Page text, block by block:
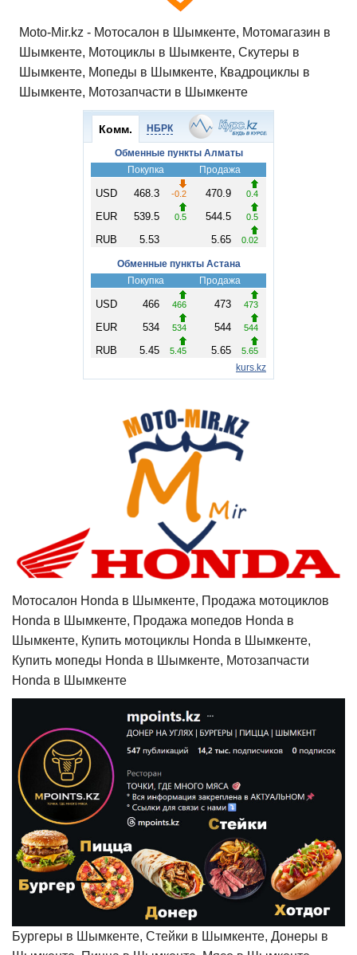
Moto-Mir.kz - Мотосалон в Шымкенте, Мотомагазин в
Шымкенте, Мотоциклы в Шымкенте, Скутеры в
Шымкенте, Мопеды в Шымкенте, Квадроциклы в
Шымкенте, Мотозапчасти в Шымкенте
Мотосалон Honda в Шымкенте, Продажа мотоциклов
Honda в Шымкенте, Продажа мопедов Honda в
Шымкенте, Купить мотоциклы Honda в Шымкенте,
Купить мопеды Honda в Шымкенте, Мотозапчасти
Honda в Шымкенте
Бургеры в Шымкенте, Стейки в Шымкенте, Донеры в